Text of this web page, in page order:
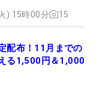
) 15時00分 15
配布！11月までの
る1,500円＆1,000